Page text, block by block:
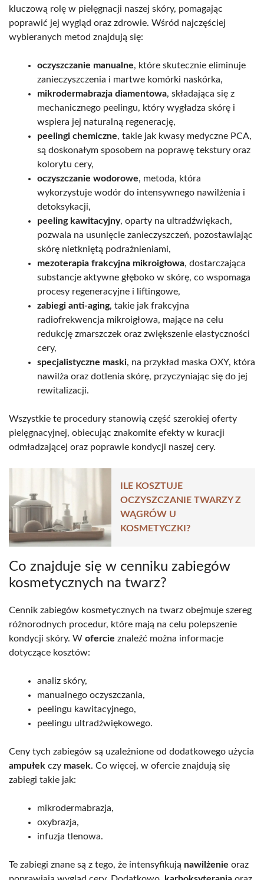
kluczową rolę w pielęgnacji naszej skóry, pomagając
poprawić jej wygląd oraz zdrowie. Wśród najczęściej
wybieranych metod znajdują się:
oczyszczanie manualne, które skutecznie eliminuje
zanieczyszczenia i martwe komórki naskórka,
mikrodermabrazja diamentowa, składająca się z
mechanicznego peelingu, który wygładza skórę i
wspiera jej naturalną regenerację,
peelingi chemiczne, takie jak kwasy medyczne PCA,
są doskonałym sposobem na poprawę tekstury oraz
kolorytu cery,
oczyszczanie wodorowe, metoda, która
wykorzystuje wodór do intensywnego nawilżenia i
detoksykacji,
peeling kawitacyjny, oparty na ultradźwiękach,
pozwala na usunięcie zanieczyszczeń, pozostawiając
skórę nietkniętą podrażnieniami,
mezoterapia frakcyjna mikroigłowa, dostarczająca
substancje aktywne głęboko w skórę, co wspomaga
procesy regeneracyjne i liftingowe,
zabiegi anti-aging, takie jak frakcyjna
radiofrekwencja mikroigłowa, mające na celu
redukcję zmarszczek oraz zwiększenie elastyczności
cery,
specjalistyczne maski, na przykład maska OXY, która
nawilża oraz dotlenia skórę, przyczyniając się do jej
rewitalizacji.
Wszystkie te procedury stanowią część szerokiej oferty
pielęgnacyjnej, obiecując znakomite efekty w kuracji
odmładzającej oraz poprawie kondycji naszej cery.
ILE KOSZTUJE
OCZYSZCZANIE TWARZY Z
WĄGRÓW U
KOSMETYCZKI?
Co znajduje się w cenniku zabiegów
kosmetycznych na twarz?
Cennik zabiegów kosmetycznych na twarz obejmuje szereg
różnorodnych procedur, które mają na celu polepszenie
kondycji skóry. W ofercie znaleźć można informacje
dotyczące kosztów:
analiz skóry,
manualnego oczyszczania,
peelingu kawitacyjnego,
peelingu ultradźwiękowego.
Ceny tych zabiegów są uzależnione od dodatkowego użycia
ampułek czy masek. Co więcej, w ofercie znajdują się
zabiegi takie jak:
mikrodermabrazja,
oxybrazja,
infuzja tlenowa.
Te zabiegi znane są z tego, że intensyfikują nawilżenie oraz